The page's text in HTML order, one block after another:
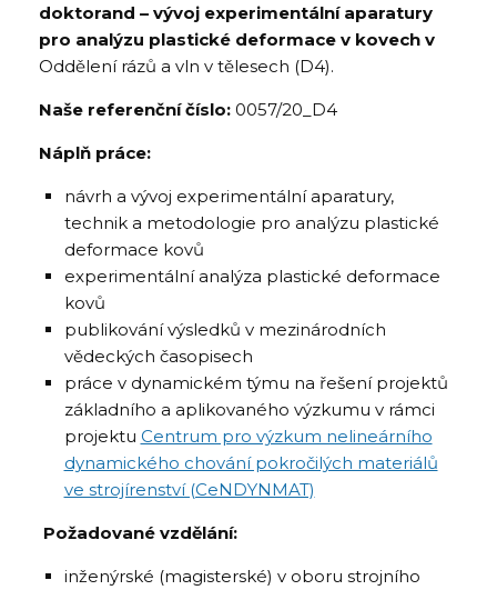
doktorand – vývoj experimentální aparatury
pro analýzu plastické deformace v kovech v
Oddělení rázů a vln v tělesech (D4).
Naše referenční číslo: 0057/20_D4
Náplň práce:
návrh a vývoj experimentální aparatury,
technik a metodologie pro analýzu plastické
deformace kovů
experimentální analýza plastické deformace
kovů
publikování výsledků v mezinárodních
vědeckých časopisech
práce v dynamickém týmu na řešení projektů
základního a aplikovaného výzkumu v rámci
projektu Centrum pro výzkum nelineárního
dynamického chování pokročilých materiálů
ve strojírenství (CeNDYNMAT)
Požadované vzdělání:
inženýrské (magisterské) v oboru strojního